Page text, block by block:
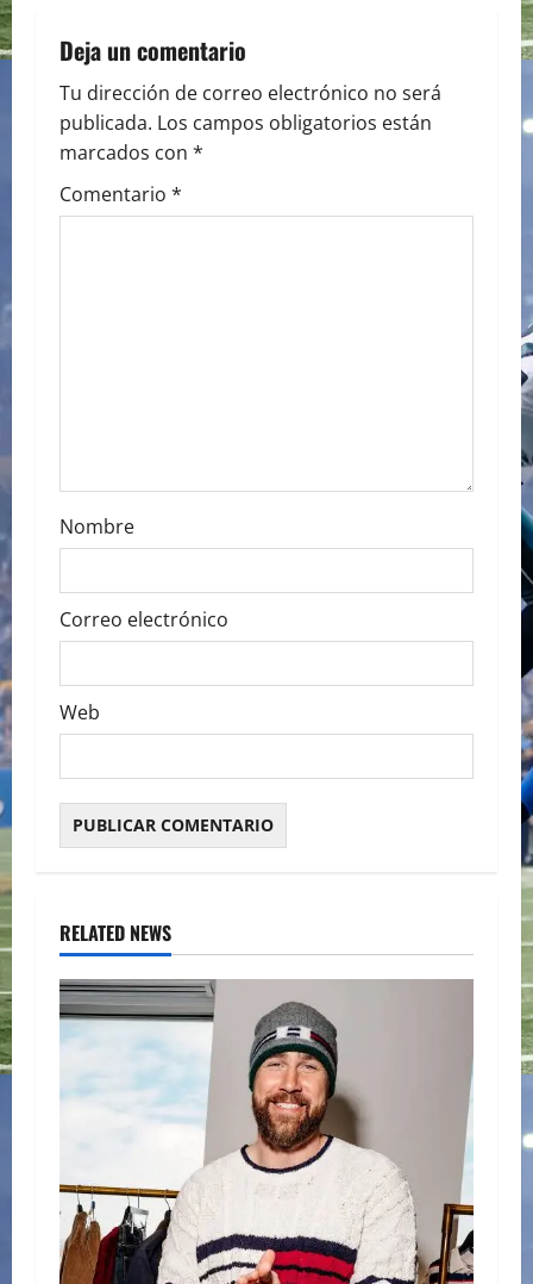
n
a
v
i
n
Deja un comentario
Tu dirección de correo electrónico no será
publicada. Los campos obligatorios están
marcados con *
Comentario *
Nombre
Correo electrónico
Web
RELATED NEWS